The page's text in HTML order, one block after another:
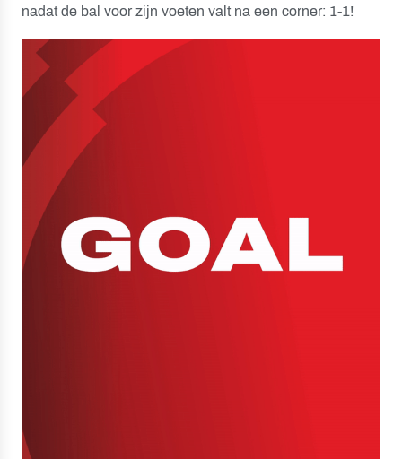
nadat de bal voor zijn voeten valt na een corner: 1-1!